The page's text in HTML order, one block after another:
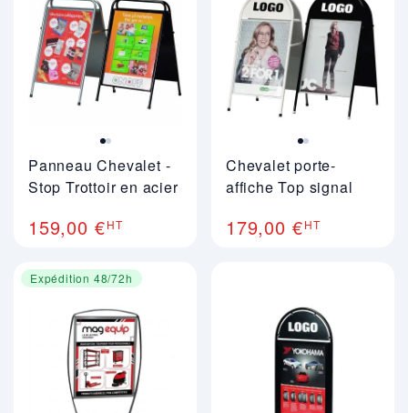
Panneau Chevalet -
Stop Trottoir en acier
159,00 €HT
Chevalet porte-
affiche Top signal
179,00 €HT
Expédition 48/72h